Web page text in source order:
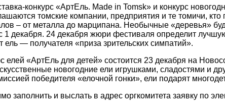
конкурс «АртЕль. Made in Tomsk» и конкурс
томские компании, предприятия и те томичи, кто
– от металла до марципана. Необычные «деревья»
1 декабря. 24 декабря жюри фестиваля определит
— получателя «приза зрительских симпатий».
елей «АртЕль для детей» состоится 23 декабря на
новогодние ели игрушками, сладостями и
победителя «елочной гонки», ели подарят
заполнить и выслать в адрес оргкомитета заявку по